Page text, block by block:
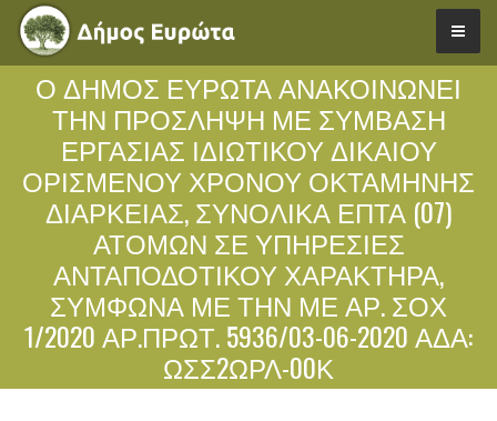
Ο ΔΉΜΟΣ ΕΥΡΏΤΑ ΑΝΑΚΟΙΝΏΝΕΙ
ΤΗΝ ΠΡΌΣΛΗΨΗ ΜΕ ΣΎΜΒΑΣΗ
ΕΡΓΑΣΊΑΣ ΙΔΙΩΤΙΚΟΎ ΔΙΚΑΊΟΥ
ΟΡΙΣΜΈΝΟΥ ΧΡΌΝΟΥ ΟΚΤΆΜΗΝΗΣ
ΔΙΑΡΚΕΊΑΣ, ΣΥΝΟΛΙΚΆ ΕΠΤΆ (07)
ΑΤΌΜΩΝ ΣΕ ΥΠΗΡΕΣΊΕΣ
ΑΝΤΑΠΟΔΟΤΙΚΟΎ ΧΑΡΑΚΤΉΡΑ,
ΣΎΜΦΩΝΑ ΜΕ ΤΗΝ ΜΕ ΑΡ. ΣΟΧ
1/2020 ΑΡ.ΠΡΩΤ. 5936/03-06-2020 ΑΔΑ:
ΩΣΣ2ΩΡΛ-00Κ